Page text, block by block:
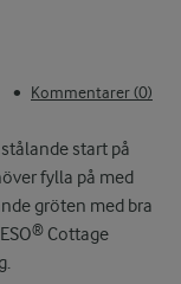
• Kommentarer (0)
start på
fylla på med
gröten med bra
Cottage